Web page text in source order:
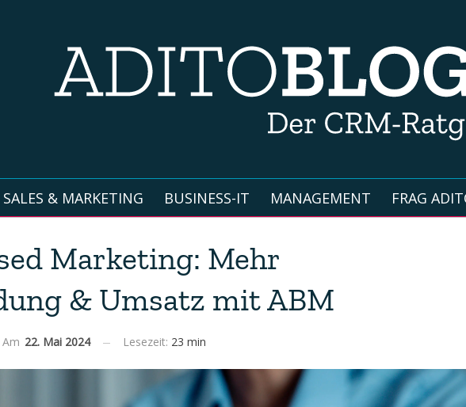
SALES & MARKETING BUSINESS-IT MANAGEMENT FRAG
Marketing: Mehr
& Umsatz mit ABM
Am 22. Mai 2024 Lesezeit: 23 min